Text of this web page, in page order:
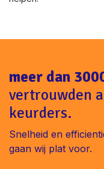
meer dan
vertrouwden
keurders.
Snelheid en
gaan wij plat voor.